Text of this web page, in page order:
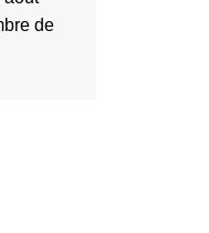
de